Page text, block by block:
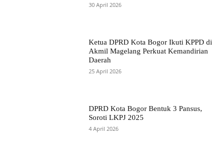
30 April 2026
Ketua DPRD Kota Bogor Ikuti KPPD di
Akmil Magelang Perkuat Kemandirian
Daerah
25 April 2026
DPRD Kota Bogor Bentuk 3 Pansus,
Soroti LKPJ 2025
4 April 2026